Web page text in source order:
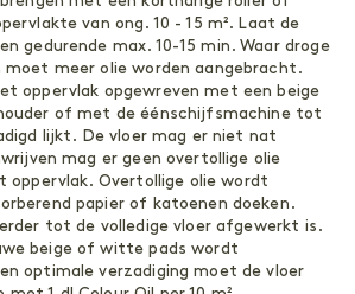
van ong. 10 - 15 m². Laat de
gedurende max. 10-15 min. Waar droge
moet meer olie worden aangebracht.
oppervlak opgewreven met een beige
of met de éénschijfsmachine tot
lijkt. De vloer mag er niet nat
mag er geen overtollige olie
oppervlak. Overtollige olie wordt
papier of katoenen doeken.
tot de volledige vloer afgewerkt is.
beige of witte pads wordt
optimale verzadiging moet de vloer